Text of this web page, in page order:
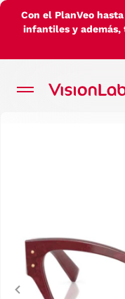
Con el PlanVeo
infantiles y además,
Previous